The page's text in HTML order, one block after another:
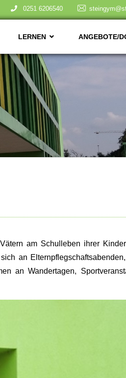
0251 6206540
LERNEN ANGEBOTE/
am Schulleben ihrer
an
an Wandertagen,